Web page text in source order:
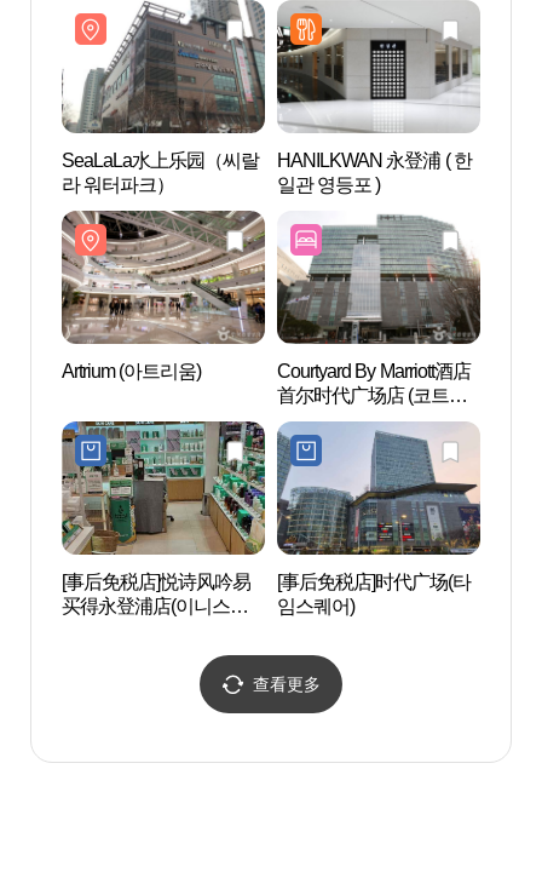
SeaLaLa水上乐园（씨랄
라 워터파크）
HANILKWAN 永登浦 ( 한
일관 영등포 )
Artrium (아트리움)
Courtyard By Marriott酒店
首尔时代广场店 (코트야
드 바이 메리어트 서울 타
임스퀘어)
[事后免税店]悦诗风吟易
买得永登浦店(이니스프
[事后免税店]时代广场(타
임스퀘어)
查看更多